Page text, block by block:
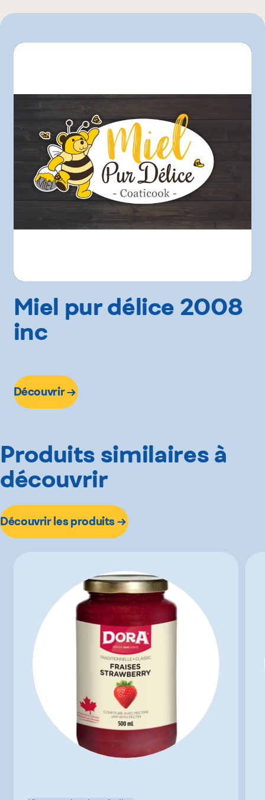
Metro
Miel pur délice 2008
inc
Découvrir
Produits similaires à
découvrir
Découvrir les produits